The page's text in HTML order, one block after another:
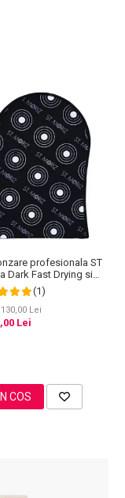
profesionala ST
Dark Fast Drying si
Tanning Mitt
(1)
Lei
Lei
COS